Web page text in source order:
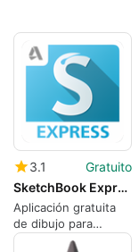
3.1
Gratuito
SketchBook Express
Aplicación gratuita
de dibujo para
Android